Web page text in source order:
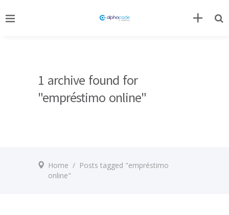
1 archive found for
"empréstimo online"
Home / Posts tagged "empréstimo
online"